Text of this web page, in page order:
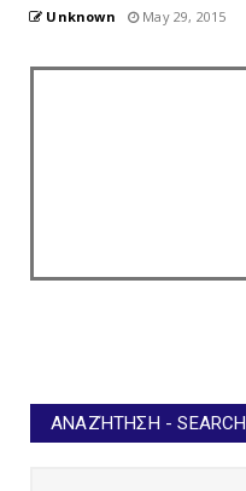
Unknown May 29, 2015
ΑΝΑΖΉΤΗΣΗ - SEARCH